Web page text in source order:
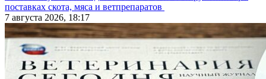
поставках скота, мяса и ветпрепаратов
7 августа 2026, 18:17